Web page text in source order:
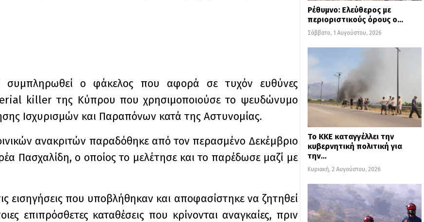
συμπληρωθεί ο φάκελος που αφορά σε τυχόν ευθύνες
killer της Κύπρου που χρησιμοποιούσε το ψευδώνυμο
Ισχυρισμών και Παραπόνων κατά της Αστυνομίας.
ανακριτών παραδόθηκε από τον περασμένο Δεκέμβριο
Πασχαλίδη, ο οποίος το μελέτησε και το παρέδωσε μαζί με
που υποβλήθηκαν και αποφασίστηκε να ζητηθεί
επιπρόσθετες καταθέσεις που κρίνονται αναγκαίες, πριν
Ρέθυμνο: Ελεύθερος με
περιοριστικούς όρους ο…
Σάββατο, 1 Αυγούστου, 2026
Το ΚΚΕ καταγγέλλει την
κυβερνητική πολιτική για
την…
Κυριακή, 2 Αυγούστου, 2026